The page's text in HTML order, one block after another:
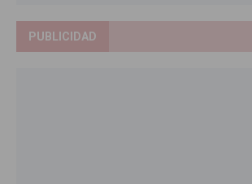
PUBLICIDAD